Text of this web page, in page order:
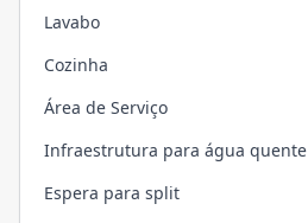
Lavabo
Cozinha
Área de Serviço
Infraestrutura para água quente
Espera para split